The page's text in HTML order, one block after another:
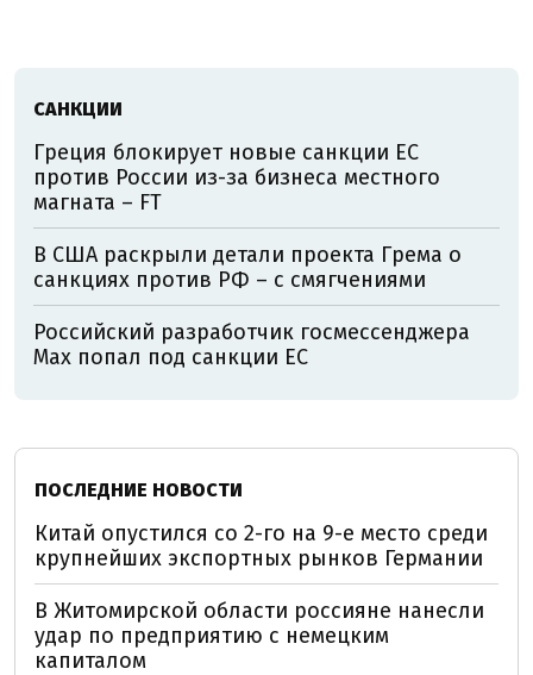
САНКЦИИ
Греция блокирует новые санкции ЕС
против России из-за бизнеса местного
магната – FT
В США раскрыли детали проекта Грема о
санкциях против РФ – с смягчениями
Российский разработчик госмессенджера
Max попал под санкции ЕС
ПОСЛЕДНИЕ НОВОСТИ
Китай опустился со 2-го на 9-е место среди
крупнейших экспортных рынков Германии
В Житомирской области россияне нанесли
удар по предприятию с немецким
капиталом